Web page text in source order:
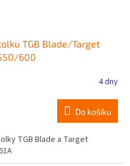
TGB Blade/Target
600
4 dny
Do košíku
TGB Blade a Target